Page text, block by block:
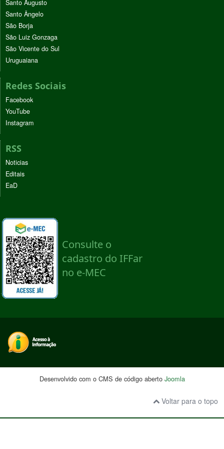
Santo Augusto
Santo Ângelo
São Borja
São Luiz Gonzaga
São Vicente do Sul
Uruguaiana
Redes Sociais
Facebook
YouTube
Instagram
RSS
Noticias
Editais
EaD
Desenvolvido com o CMS de código aberto Joomla
Voltar para o topo